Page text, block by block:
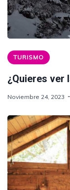
TURISMO
¿Quieres ver
Noviembre 24, 2023